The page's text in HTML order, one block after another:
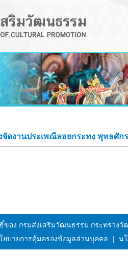
จัดงานประเพณีลอยกระทง พุทธศั
ของ กรมส่งเสริมวัฒนธรรม กระทรวง
ยบายการคุ้มครองข้อมูลส่วนบุคคล น